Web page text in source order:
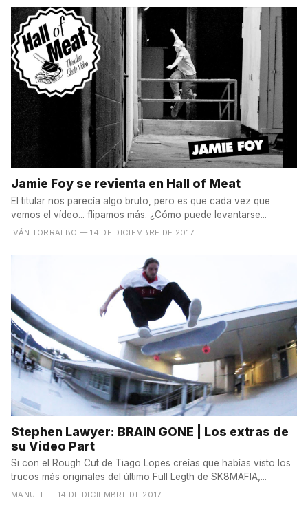
Jamie Foy se revienta en Hall of Meat
El titular nos parecía algo bruto, pero es que cada vez que
vemos el vídeo... flipamos más. ¿Cómo puede levantarse...
IVÁN TORRALBO — 14 DE DICIEMBRE DE 2017
Stephen Lawyer: BRAIN GONE | Los extras de
su Video Part
Si con el Rough Cut de Tiago Lopes creías que habías visto los
trucos más originales del último Full Legth de SK8MAFIA,...
MANUEL — 14 DE DICIEMBRE DE 2017